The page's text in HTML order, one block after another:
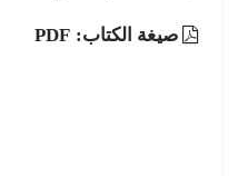
صيغة الكتاب: PDF